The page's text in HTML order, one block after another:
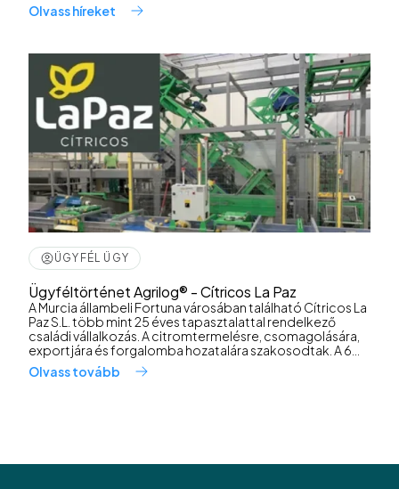
Olvass híreket
ÜGYFÉL ÜGY
Ügyféltörténet Agrilog® - Cítricos La Paz
A Murcia állambeli Fortuna városában található Cítricos La
Paz S.L. több mint 25 éves tapasztalattal rendelkező
családi vállalkozás. A citromtermelésre, csomagolására,
exportjára és forgalomba hozatalára szakosodtak. A 6...
Olvass tovább